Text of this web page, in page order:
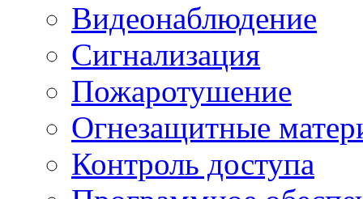
Видеонаблюдение
Сигнализация
Пожаротушение
Огнезащитные
Контроль доступа